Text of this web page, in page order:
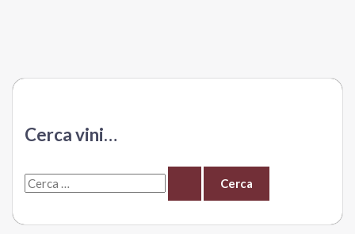
1938
Cerca vini…
C
r